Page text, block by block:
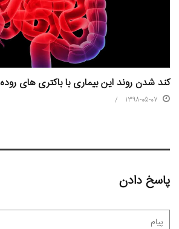
کند شدن روند این بیماری با باکتری های روده
1398-05-07
پاسخ دادن